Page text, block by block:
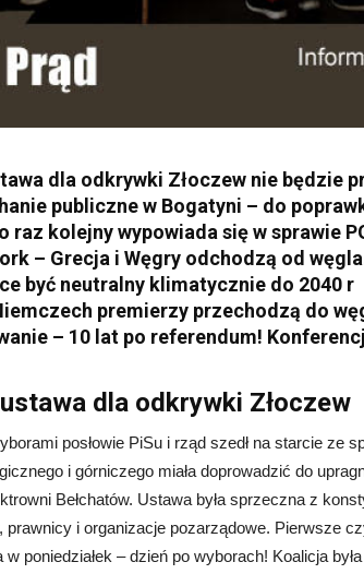
dla odkrywki Złoczew nie będzie
publiczne w Bogatyni – do
raz kolejny wypowiada się w sprawie
– Grecja i Węgry odchodzą od
być neutralny klimatycznie do 2040 r
premierzy przechodzą do
– 10 lat po referendum!
dla odkrywki Złoczew
posłowie PiSu i rząd szedł na starcie ze
i górniczego miała doprowadzić do
Bełchatów. Ustawa była sprzeczna z
prawnicy i organizacje pozarządowe. Pierwsze
w poniedziałek – dzień po wyborach! Koalicja